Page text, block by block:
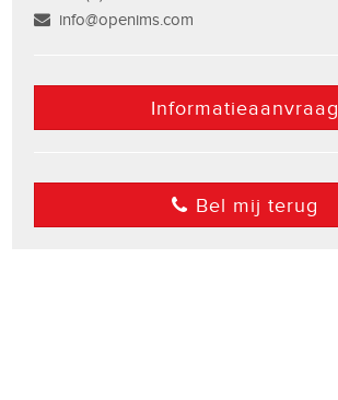
info@openims.com
Informatieaanvraag
Bel mij terug